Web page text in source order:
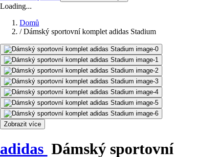
Loading...
Domů
/ Dámský sportovní komplet adidas Stadium
Zobrazit více
adidas Dámský sportovní